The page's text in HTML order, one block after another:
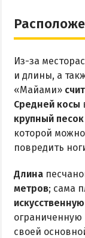
Зоопарк
Рыбалка
Памятники и
Приморская
Бердянские
ЭКСКУРСИИ И
Острова
Из-за
и длины, а
«Майами»
Средней косы
крупный песок
которой
повредить
Длина
метров; сама
ограниченную
своей